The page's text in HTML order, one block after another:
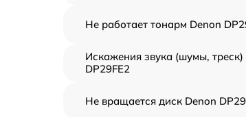
Не работает тонарм Denon
Искажения звука (шумы, треск)
DP29FE2
Не вращается диск Denon